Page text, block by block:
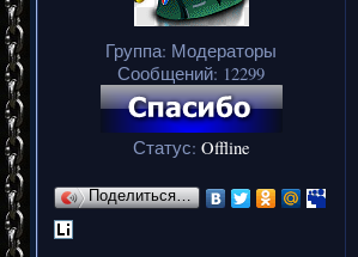
Группа: Модераторы
Сообщений: 12299
Статус: Offline
Поделиться…